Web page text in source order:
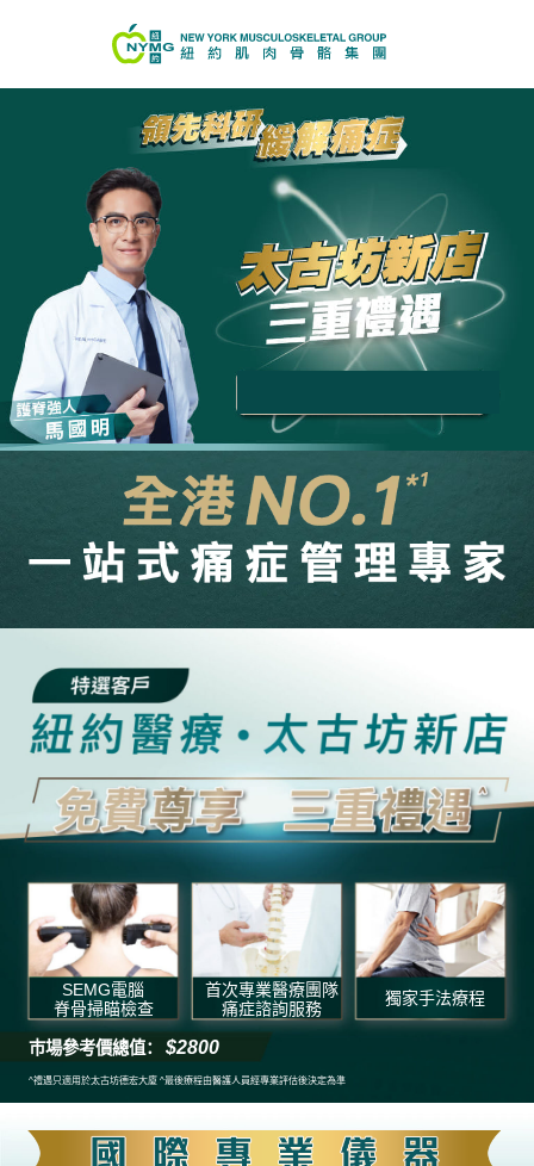
SEMG電腦
脊骨掃瞄檢查
巿場參考價總值： $2800
首次專業醫療團隊
痛症諮詢服務
獨家手法療程
^禮遇只適用於太古坊德宏大廈 ^最後療程由醫護人員經專業評估後決定為準